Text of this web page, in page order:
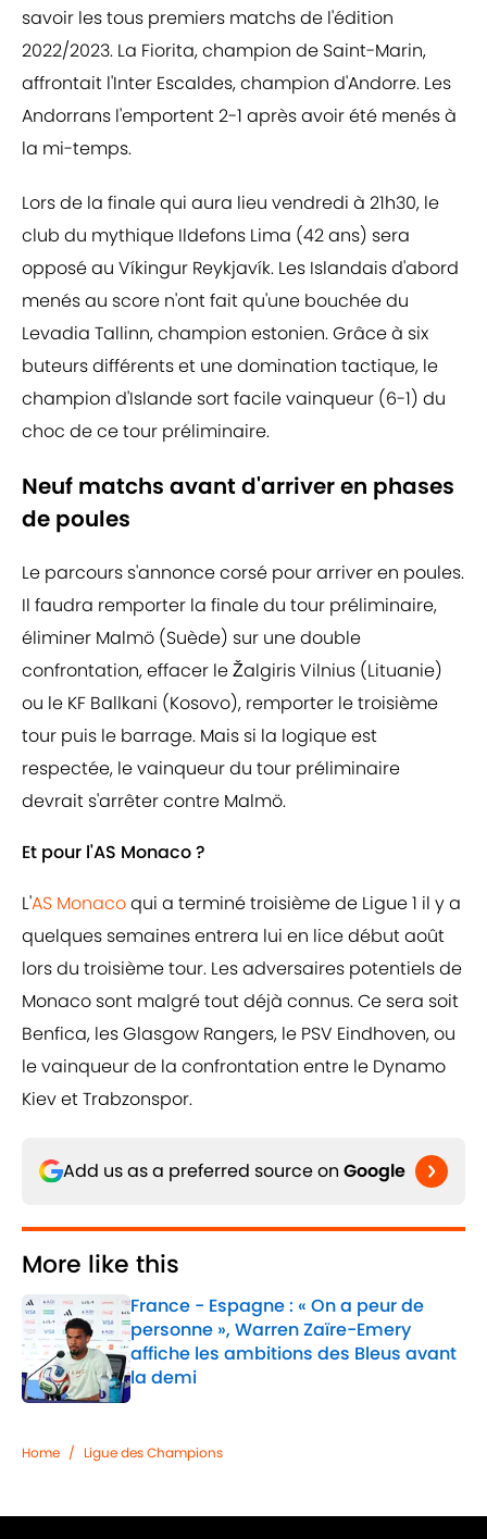
savoir les tous premiers matchs de l'édition
2022/2023. La Fiorita, champion de Saint-Marin,
affrontait l'Inter Escaldes, champion d'Andorre. Les
Andorrans l'emportent 2-1 après avoir été menés à
la mi-temps.
Lors de la finale qui aura lieu vendredi à 21h30, le
club du mythique Ildefons Lima (42 ans) sera
opposé au Víkingur Reykjavík. Les Islandais d'abord
menés au score n'ont fait qu'une bouchée du
Levadia Tallinn, champion estonien. Grâce à six
buteurs différents et une domination tactique, le
champion d'Islande sort facile vainqueur (6-1) du
choc de ce tour préliminaire.
Neuf matchs avant d'arriver en phases
de poules
Le parcours s'annonce corsé pour arriver en poules.
Il faudra remporter la finale du tour préliminaire,
éliminer Malmö (Suède) sur une double
confrontation, effacer le Žalgiris Vilnius (Lituanie)
ou le KF Ballkani (Kosovo), remporter le troisième
tour puis le barrage. Mais si la logique est
respectée, le vainqueur du tour préliminaire
devrait s'arrêter contre Malmö.
Et pour l'AS Monaco ?
L'AS Monacoqui a terminé troisième de Ligue 1 il y a
quelques semaines entrera lui en lice début août
lors du troisième tour. Les adversaires potentiels de
Monaco sont malgré tout déjà connus. Ce sera soit
Benfica, les Glasgow Rangers, le PSV Eindhoven, ou
le vainqueur de la confrontation entre le Dynamo
Kiev et Trabzonspor.
Add us as a preferred source on Google
More like this
France - Espagne : « On a peur de
personne », Warren Zaïre-Emery
affiche les ambitions des Bleus avant
la demi
Published by on Invalid Date
Home / Ligue des Champions